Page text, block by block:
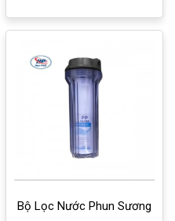
Bộ Lọc Nước Phun Sương